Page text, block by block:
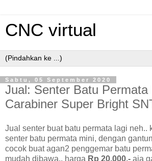
CNC virtual
Sabtu, 05 September 2020
Jual: Senter Batu Permata
Carabiner Super Bright
Jual senter buat batu permata lagi neh..
senter batu permata mini, dengan
cocok buat agan2 penggemar batu
mudah dibawa.. harga Rp 20.000,- aja